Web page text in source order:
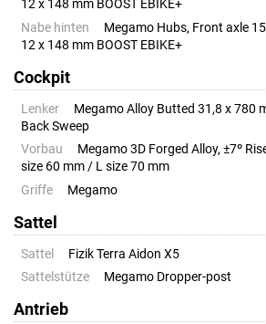
12 x 148 mm BOOST EBIKE+
Nabe hinten
Megamo Hubs, Front axle
12 x 148 mm BOOST EBIKE+
Cockpit
Lenker
Megamo Alloy Butted 31,8 x 780
Back Sweep
Vorbau
Megamo 3D Forged Alloy, ±7º
size 60 mm / L size 70 mm
Griffe
Megamo
Sattel
Sattel
Fizik Terra Aidon X5
Sattelstütze
Megamo Dropper-post
Antrieb